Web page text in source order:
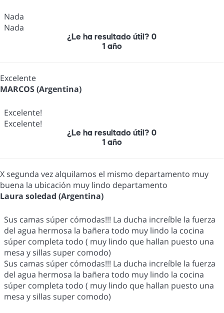
Nada
Nada
¿Le ha resultado útil? 0
1 año
Excelente
MARCOS (Argentina)
Excelente!
Excelente!
¿Le ha resultado útil? 0
1 año
X segunda vez alquilamos el mismo departamento muy
buena la ubicación muy lindo departamento
Laura soledad (Argentina)
Sus camas súper cómodas!!! La ducha increíble la fuerza
del agua hermosa la bañera todo muy lindo la cocina
súper completa todo ( muy lindo que hallan puesto una
mesa y sillas super comodo)
Sus camas súper cómodas!!! La ducha increíble la fuerza
del agua hermosa la bañera todo muy lindo la cocina
súper completa todo ( muy lindo que hallan puesto una
mesa y sillas super comodo)